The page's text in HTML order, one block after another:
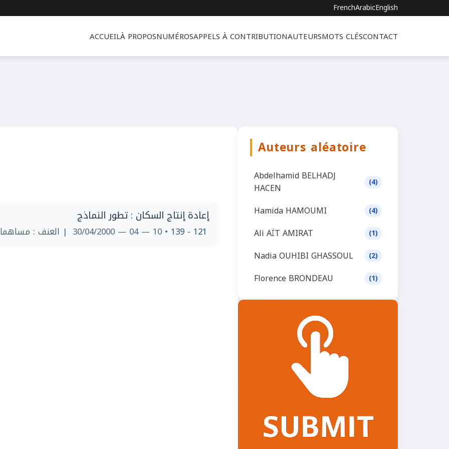
FrenchArabicEnglish
ACCUEILÀ PROPOSNUMÉROSAPPELS À CONTRIBUTIONAUTEURSMOTS CLÉSCONTACT
إعادة إنتاج السكان : تطور النماذج
121 - 139
• 10 — 04 — 30/04/2000 | العنف :
Auteurs aléatoire
Abdelhamid BELHADJ
HACEN
(4)
Hamida HAMOUMI (4)
Ali AÏT AMIRAT (1)
Nadia OUHIBI GHASSOUL (2)
Florence BRONDEAU (1)